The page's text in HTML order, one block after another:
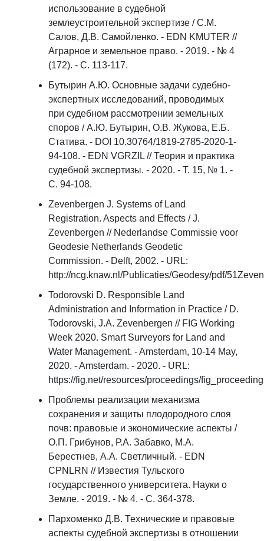
использование в судебной
землеустроительной экспертизе / С.М.
Салов, Д.В. Самойленко. - EDN KMUTER //
Аграрное и земельное право. - 2019. - № 4
(172). - С. 113-117.
Бутырин А.Ю. Основные задачи судебно-
экспертных исследований, проводимых
при судебном рассмотрении земельных
споров / А.Ю. Бутырин, О.В. Жукова, Е.Б.
Статива. - DOI 10.30764/1819-2785-2020-1-
94-108. - EDN VGRZIL // Теория и практика
судебной экспертизы. - 2020. - Т. 15, № 1. -
С. 94-108.
Zevenbergen J. Systems of Land
Registration. Aspects and Effects / J.
Zevenbergen // Nederlandse Commissie voor
Geodesie Netherlands Geodetic
Commission. - Delft, 2002. - URL:
http://ncg.knaw.nl/Publicaties/Geodesy/pdf/
Todorovski D. Responsible Land
Administration and Information in Practice / D.
Todorovski, J.A. Zevenbergen // FIG Working
Week 2020. Smart Surveyors for Land and
Water Management. - Amsterdam, 10-14 May,
2020. - Amsterdam. - 2020. - URL:
https://fig.net/resources/proceedings/
Проблемы реализации механизма
сохранения и защиты плодородного слоя
почв: правовые и экономические аспекты /
О.П. Грибунов, Р.А. Забавко, М.А.
Берестнев, А.А. Светличный. - EDN
CPNLRN // Известия Тульского
государственного университета. Науки о
Земле. - 2019. - № 4. - С. 364-378.
Пархоменко Д.В. Технические и правовые
аспекты судебной экспертизы в отношении